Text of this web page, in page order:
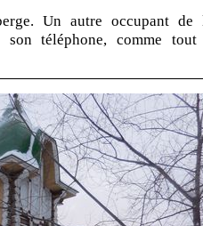
Un autre occupant de
son téléphone, comme